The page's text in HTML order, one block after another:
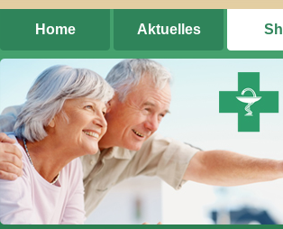
Home Aktuelles